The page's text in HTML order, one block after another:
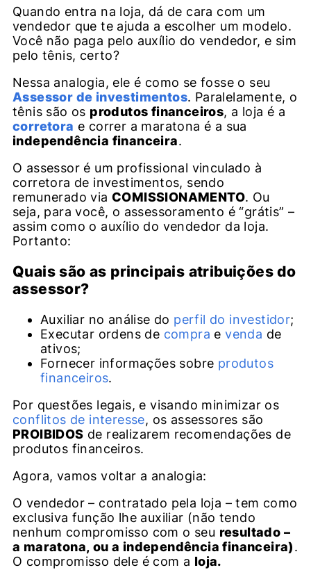
Quando entra na loja, dá de cara com um
vendedor que te ajuda a escolher um modelo.
Você não paga pelo auxílio do vendedor, e sim
pelo tênis, certo?
Nessa analogia, ele é como se fosse o seu
Assessor de investimentos. Paralelamente, o
tênis são os produtos financeiros, a loja é a
corretora e correr a maratona é a sua
independência financeira.
O assessor é um profissional vinculado à
corretora de investimentos, sendo
remunerado via COMISSIONAMENTO. Ou
seja, para você, o assessoramento é “grátis” –
assim como o auxílio do vendedor da loja.
Portanto:
Quais são as principais atribuições do
assessor?
Auxiliar no análise do perfil do investidor;
Executar ordens de compra evenda de
ativos;
Fornecer informações sobre produtos
financeiros.
Por questões legais, e visando minimizar os
conflitos de interesse, os assessores são
PROIBIDOS de realizarem recomendações de
produtos financeiros.
Agora, vamos voltar a analogia:
O vendedor – contratado pela loja – tem como
exclusiva função lhe auxiliar (não tendo
nenhum compromisso com o seu resultado –
a maratona, ou a independência financeira).
O compromisso dele é com a loja.